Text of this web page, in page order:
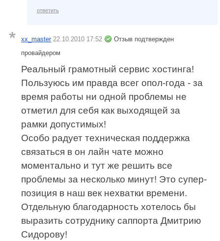
ответить
xx_master 22.10.2010 17:52
Отзыв подтвержден
провайдером
Реальный грамотный сервис хостинга!
Пользуюсь им правда всег опол-года - за
время работы ни одной проблемы не
отметил для себя как выходящей за
рамки допустимых!
Особо радует техническая поддержка
связаться в он лайн чате можно
моментально и тут же решить все
проблемы за несколько минут! Это супер-
позиция в наш век нехватки времени.
Отдельную благодарность хотелось бы
выразить сотруднику саппорта Дмитрию
Сидорову!